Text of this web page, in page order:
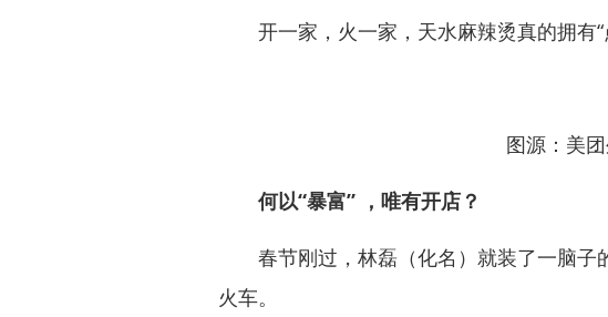
开一家，火一家，天水麻辣烫真的拥有“
图源：美
何以“暴富” ，唯有开店？
春节刚过，林磊（化名）就装了一脑子
火车。